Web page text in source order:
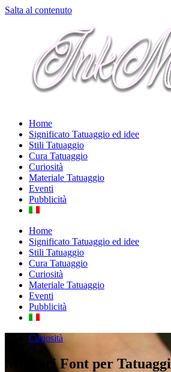
Salta al contenuto
Home
Significato Tatuaggio ed idee
Stili Tatuaggio
Cura Tatuaggio
Curiosità
Materiale Tatuaggio
Eventi
Pubblicità
Home
Significato Tatuaggio ed idee
Stili Tatuaggio
Cura Tatuaggio
Curiosità
Materiale Tatuaggio
Eventi
Pubblicità
Curiosità
Migliori Font per Tatuaggi